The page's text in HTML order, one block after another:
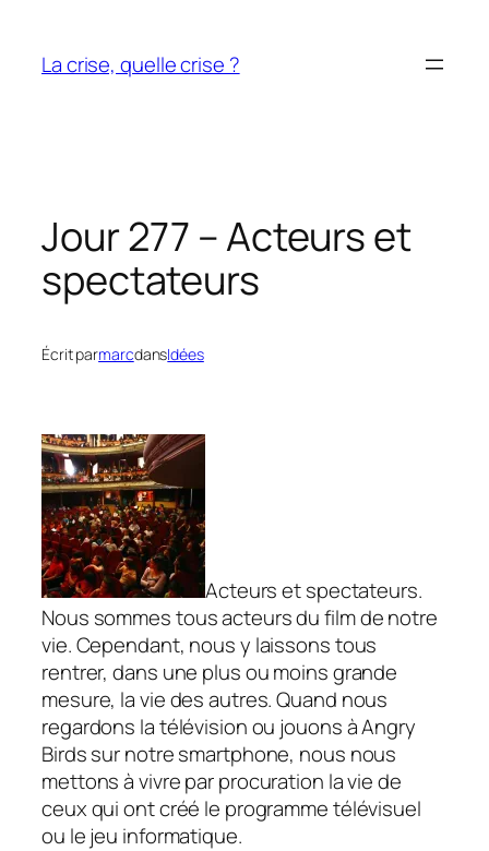
contenu
La crise, quelle crise ?
Jour 277 – Acteurs et
spectateurs
Écrit parmarcdansIdées
Acteurs et spectateurs.
Nous sommes tous acteurs du film de notre
vie. Cependant, nous y laissons tous
rentrer, dans une plus ou moins grande
mesure, la vie des autres. Quand nous
regardons la télévision ou jouons à Angry
Birds sur notre smartphone, nous nous
mettons à vivre par procuration la vie de
ceux qui ont créé le programme télévisuel
ou le jeu informatique.